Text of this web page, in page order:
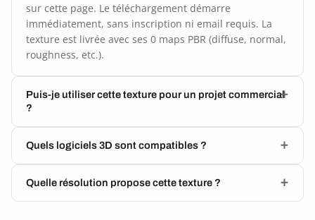
sur cette page. Le téléchargement démarre
immédiatement, sans inscription ni email requis. La
texture est livrée avec ses 0 maps PBR (diffuse, normal,
roughness, etc.).
Puis-je utiliser cette texture pour un projet commercial
?
Quels logiciels 3D sont compatibles ?
Quelle résolution propose cette texture ?